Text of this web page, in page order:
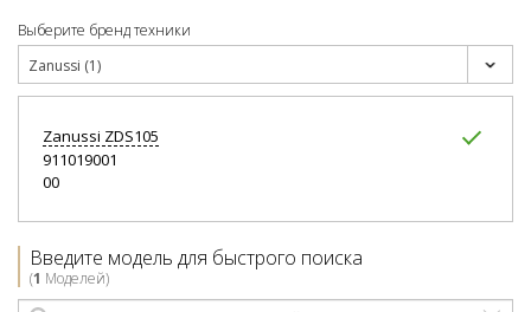
Выберите бренд техники
Zanussi (1)
Zanussi ZDS105
911019001
00
Введите модель для быстрого поиска
(1 Моделей)